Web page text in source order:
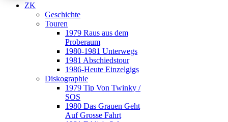
ZK
Geschichte
Touren
1979 Raus aus dem
Proberaum
1980-1981 Unterwegs
1981 Abschiedstour
1986-Heute Einzelgigs
Diskographie
1979 Tip Von Twinky /
SOS
1980 Das Grauen Geht
Auf Grosse Fahrt